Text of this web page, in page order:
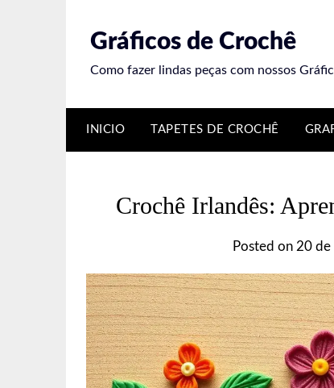
Gráficos de Crochê
Como fazer lindas peças com nossos
INICIO TAPETES DE CROCHÊ
Crochê Irlandês:
Posted on 20 de